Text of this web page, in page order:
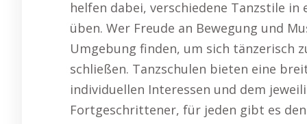
helfen dabei, verschiedene Tanzstile
üben. Wer Freude an Bewegung und
Umgebung finden, um sich tänzerisch
schließen. Tanzschulen bieten eine
individuellen Interessen und dem
Fortgeschrittener, für jeden gibt es